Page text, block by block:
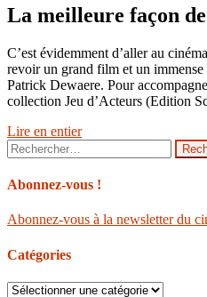
La meilleure façon
C’est évidemment d’aller au
revoir un grand film et un immense
Patrick Dewaere. Pour
collection Jeu d’Acteurs (Edition
Lire en entier
Rechercher :
Abonnez-vous !
Abonnez-vous à la newsletter du
Catégories
Catégories